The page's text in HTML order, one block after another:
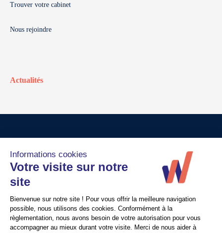
Trouver votre cabinet
Nous rejoindre
Actualités
Crédits
Politique de confidentialité